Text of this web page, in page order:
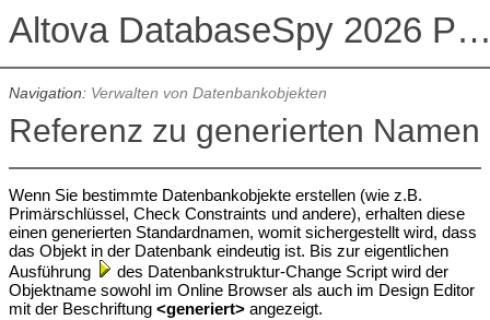
Altova DatabaseSpy 2026
Navigation: Verwalten von Datenbankobjekten
Referenz zu generierten Namen
Wenn Sie bestimmte Datenbankobjekte erstellen (wie z.B.
Primärschlüssel, Check Constraints und andere), erhalten diese
einen generierten Standardnamen, womit sichergestellt wird, dass
das Objekt in der Datenbank eindeutig ist. Bis zur eigentlichen
Ausführung
des Datenbankstruktur-Change Script wird der
Objektname sowohl im Online Browser als auch im Design Editor
mit der Beschriftung <generiert>angezeigt.